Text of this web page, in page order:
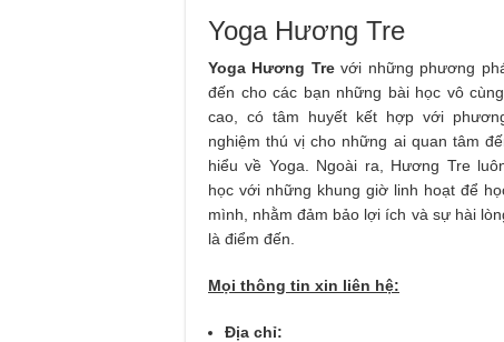
Yoga Hương Tre
Yoga Hương Trevới những phương
đến cho các bạn những bài học vô
cao, có tâm huyết kết hợp với
nghiệm thú vị cho những ai quan tâm
hiểu về Yoga. Ngoài ra, Hương Tre
học với những khung giờ linh hoạt để
mình, nhằm đảm bảo lợi ích và sự hài
là điểm đến.
Mọi thông tin xin liên hệ:
Địa chỉ: